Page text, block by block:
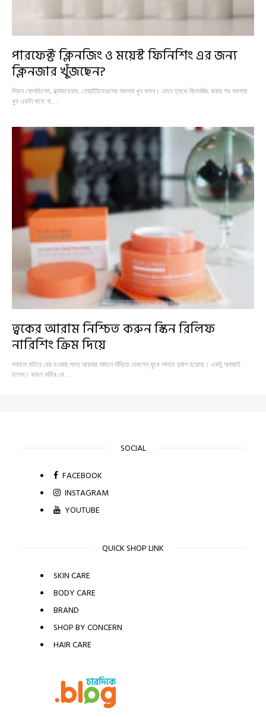
পারফেক্ট ক্লিনজিং ও ময়েস্ট ফিনিশিং এর জন্য
ক্লিনজার খুঁজছেন?
স্কিন ফ্লেকিনেস, ব্ল্যাকহেডস, হোয়াইটহেডসের সমস্যা খুব কমন। এমন ত্বকে ক্লিনজিং করার পর সমস্যা
খুব একটা কমে না…
ত্বকের আরাম নিশ্চিত করুন স্কিন রিলিফ
নারিশিং ক্রিম দিয়ে
সকালে বাইরে বের হওয়ার সময় আয়নার সামনে দাঁড়িয়ে দেখলেন মুখে লালচে র‍্যাশ হয়েছে। একটু অবাকই
হলেন। কারণ বাহির থে…
SOCIAL
FACEBOOK
INSTAGRAM
YOUTUBE
QUICK SHOP LINK
SKIN CARE
BODY CARE
BRAND
SHOP BY CONCERN
HAIR CARE